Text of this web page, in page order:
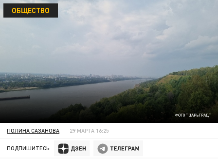
ФОТО "ЦАРЬГРАД"
ОБЩЕСТВО
ПОЛИНА САЗАНОВА 29 МАРТА 16:25
ПОДПИШИТЕСЬ: